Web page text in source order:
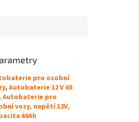
pro osobní
,Autobaterie 12 V 60
Autobaterie pro
vozy, napětí 12V,
60Ah